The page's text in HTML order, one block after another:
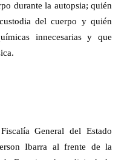
durante la autopsia; quién
del cuerpo y quién
innecesarias y que
General del Estado
Ibarra al frente de la